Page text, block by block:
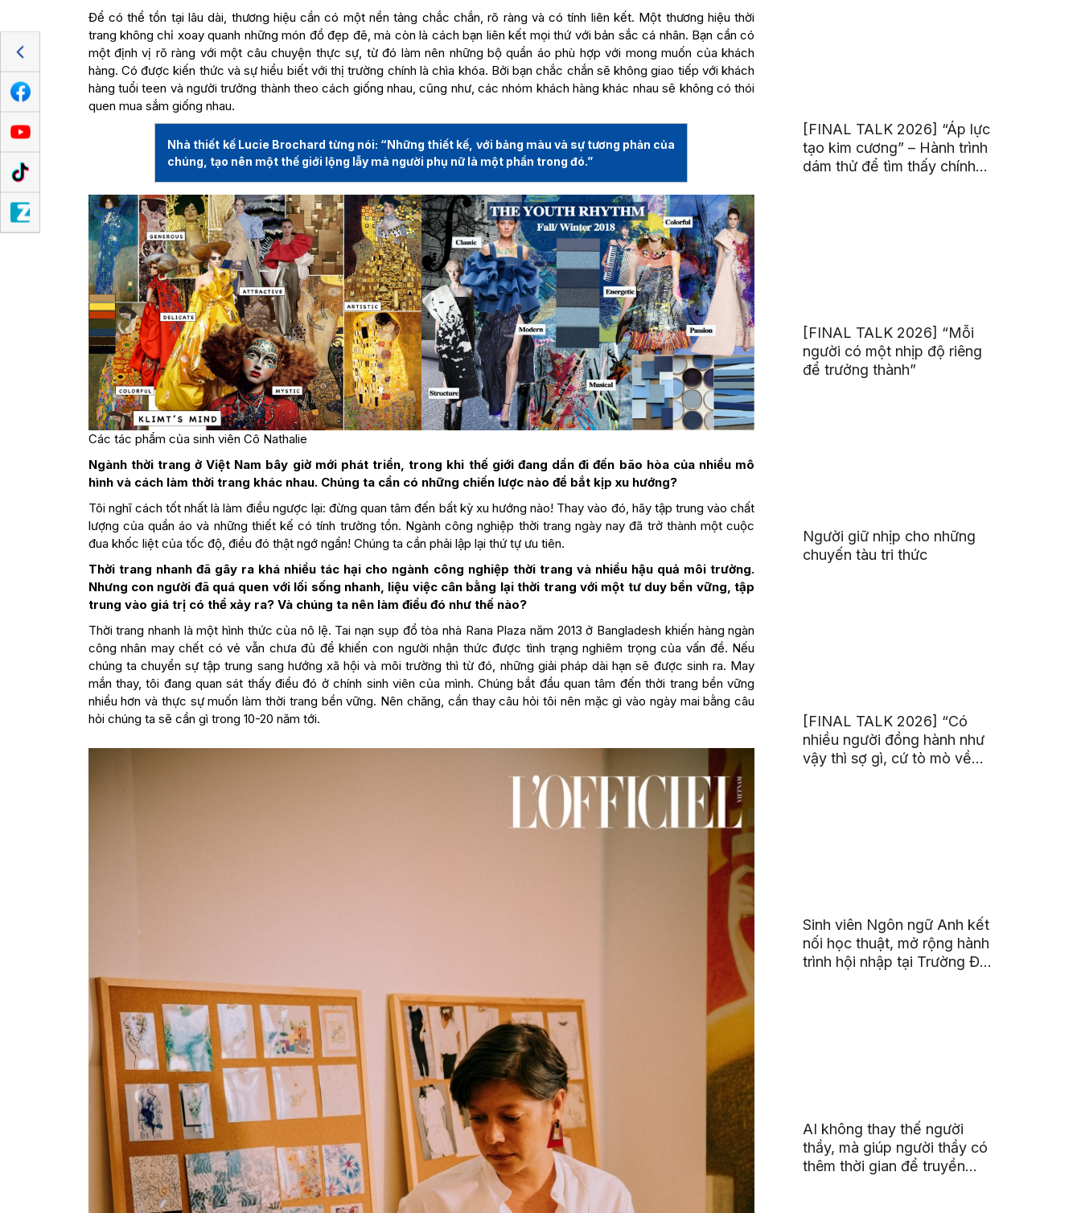
Để có thể tồn tại lâu dài, thương hiệu cần có một nền tảng chắc chắn, rõ ràng và có tính liên kết. Một thương hiệu thời
trang không chỉ xoay quanh những món đồ đẹp đẽ, mà còn là cách bạn liên kết mọi thứ với bản sắc cá nhân. Bạn cần có
một định vị rõ ràng với một câu chuyện thực sự, từ đó làm nên những bộ quần áo phù hợp với mong muốn của khách
hàng. Có được kiến thức và sự hiểu biết với thị trường chính là chìa khóa. Bởi bạn chắc chắn sẽ không giao tiếp với khách
hàng tuổi teen và người trưởng thành theo cách giống nhau, cũng như, các nhóm khách hàng khác nhau sẽ không có thói
quen mua sắm giống nhau.
Nhà thiết kế Lucie Brochard từng nói: “Những thiết kế, với bảng màu và sự tương phản của
chúng, tạo nên một thế giới lộng lẫy mà người phụ nữ là một phần trong đó.”
Các tác phẩm của sinh viên Cô Nathalie
Ngành thời trang ở Việt Nam bây giờ mới phát triển, trong khi thế giới đang dần đi đến bão hòa của nhiều mô
hình và cách làm thời trang khác nhau. Chúng ta cần có những chiến lược nào để bắt kịp xu hướng?
Tôi nghĩ cách tốt nhất là làm điều ngược lại: đừng quan tâm đến bất kỳ xu hướng nào! Thay vào đó, hãy tập trung vào chất
lượng của quần áo và những thiết kế có tính trường tồn. Ngành công nghiệp thời trang ngày nay đã trở thành một cuộc
đua khốc liệt của tốc độ, điều đó thật ngớ ngẩn! Chúng ta cần phải lập lại thứ tự ưu tiên.
Thời trang nhanh đã gây ra khá nhiều tác hại cho ngành công nghiệp thời trang và nhiều hậu quả môi trường.
Nhưng con người đã quá quen với lối sống nhanh, liệu việc cân bằng lại thời trang với một tư duy bền vững, tập
trung vào giá trị có thể xảy ra? Và chúng ta nên làm điều đó như thế nào?
Thời trang nhanh là một hình thức của nô lệ. Tai nạn sụp đổ tòa nhà Rana Plaza năm 2013 ở Bangladesh khiến hàng ngàn
công nhân may chết có vẻ vẫn chưa đủ để khiến con người nhận thức được tình trạng nghiêm trọng của vấn đề. Nếu
chúng ta chuyển sự tập trung sang hướng xã hội và môi trường thì từ đó, những giải pháp dài hạn sẽ được sinh ra. May
mắn thay, tôi đang quan sát thấy điều đó ở chính sinh viên của mình. Chúng bắt đầu quan tâm đến thời trang bền vững
nhiều hơn và thực sự muốn làm thời trang bền vững. Nên chăng, cần thay câu hỏi tôi nên mặc gì vào ngày mai bằng câu
hỏi chúng ta sẽ cần gì trong 10-20 năm tới.
[FINAL TALK 2026] “Áp lực
tạo kim cương” – Hành trình
dám thử để tìm thấy chính
[FINAL TALK 2026] “Mỗi
người có một nhịp độ riêng
để trưởng thành”
Người giữ nhịp cho những
chuyến tàu tri thức
[FINAL TALK 2026] “Có
nhiều người đồng hành như
vậy thì sợ gì, cứ tò mò về
Sinh viên Ngôn ngữ Anh kết
nối học thuật, mở rộng hành
trình hội nhập tại Trường Đại
AI không thay thế người
thầy, mà giúp người thầy có
thêm thời gian để truyền